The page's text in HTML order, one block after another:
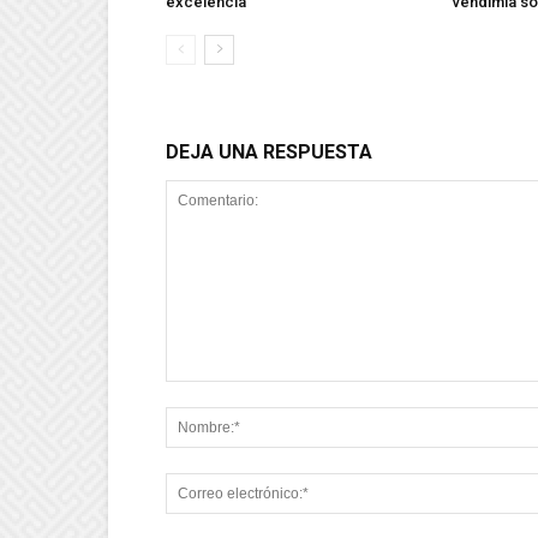
DEJA UNA RESPUESTA